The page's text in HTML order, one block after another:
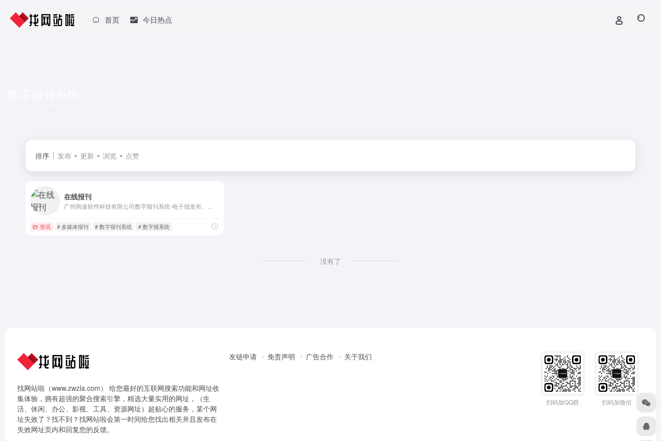
首页 今日热点
排序 发布 更新 浏览 点赞
在线报刊
资讯 # 多媒体报刊 # 数字报刊系统 # 数字报系统
没有了
找网站啦（www.zwzla.com） 给您最好的互联网搜索功能和网址收
集体验，拥有超强的聚合搜索引擎，精选大量实用的网址，（生
活、休闲、办公、影视、工具、资源网址）超贴心的服务，某个网
址失效了？找不到？找网站啦会第一时间给您找出相关并且发布在
失效网址页内和回复您的反馈。
友链申请 免责声明 广告合作 关于我们
扫码加QQ群 扫码加微信